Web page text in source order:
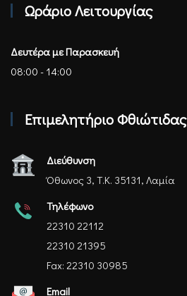
Ωράριο Λειτουργίας
Δευτέρα με Παρασκευή
08:00 - 14:00
Επιμελητήριο Φθιώτιδας
Διεύθυνση
Όθωνος 3, Τ.Κ. 35131, Λαμία
Τηλέφωνο
22310 22112
22310 21395
Fax: 22310 30985
Email